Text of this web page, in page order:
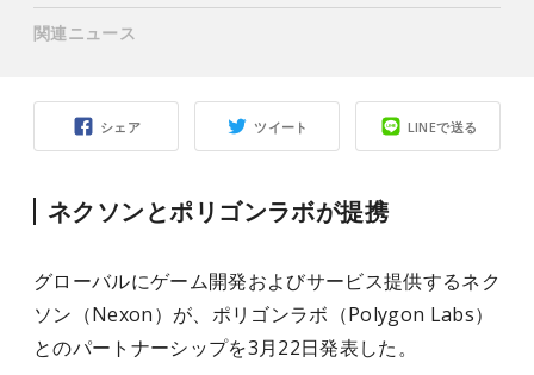
シェア ツイート LINEで送る
ネクソンとポリゴンラボが提携
グローバルにゲーム開発およびサービス提供するネク
ソン（Nexon）が、ポリゴンラボ（Polygon Labs）
とのパートナーシップを3月22日発表した。
関連ニュース